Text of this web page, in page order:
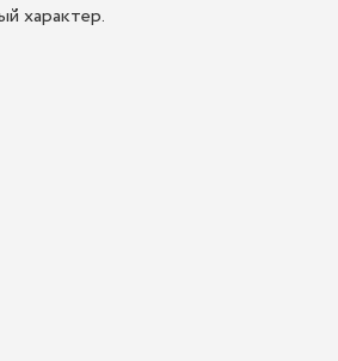
характер.